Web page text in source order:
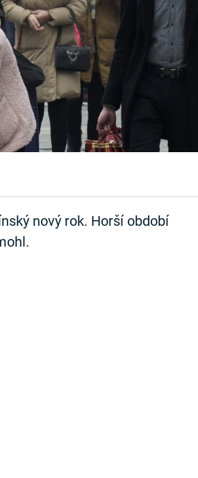
nový rok. Horší období